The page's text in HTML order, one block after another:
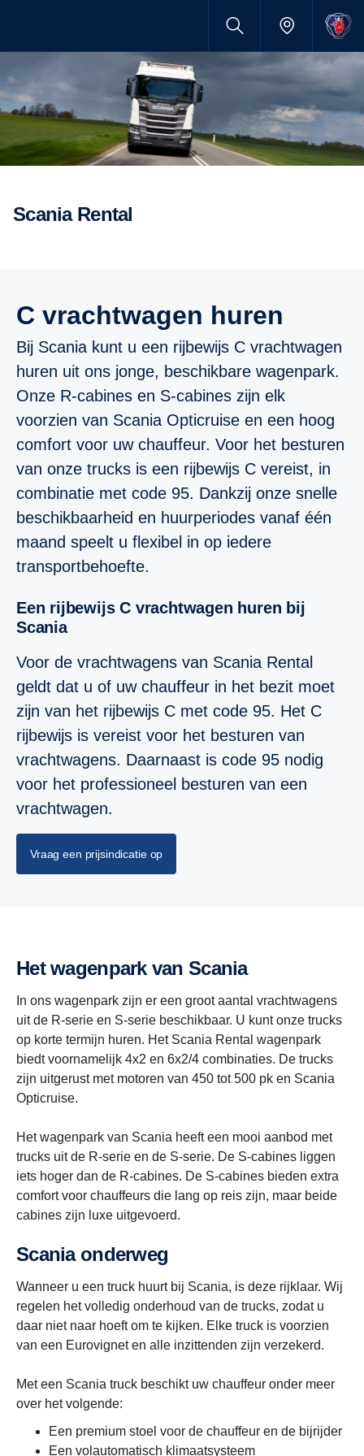
Scania Rental
C vrachtwagen huren
Bij Scania kunt u een rijbewijs C vrachtwagen
huren uit ons jonge, beschikbare wagenpark.
Onze R-cabines en S-cabines zijn elk
voorzien van Scania Opticruise en een hoog
comfort voor uw chauffeur. Voor het besturen
van onze trucks is een rijbewijs C vereist, in
combinatie met code 95. Dankzij onze snelle
beschikbaarheid en huurperiodes vanaf één
maand speelt u flexibel in op iedere
transportbehoefte.
Een rijbewijs C vrachtwagen huren bij
Scania
Voor de vrachtwagens van Scania Rental
geldt dat u of uw chauffeur in het bezit moet
zijn van het rijbewijs C met code 95. Het C
rijbewijs is vereist voor het besturen van
vrachtwagens. Daarnaast is code 95 nodig
voor het professioneel besturen van een
vrachtwagen.
Vraag een prijsindicatie op
Het wagenpark van Scania
In ons wagenpark zijn er een groot aantal vrachtwagens
uit de R-serie en S-serie beschikbaar. U kunt onze trucks
op korte termijn huren. Het Scania Rental wagenpark
biedt voornamelijk 4x2 en 6x2/4 combinaties. De trucks
zijn uitgerust met motoren van 450 tot 500 pk en Scania
Opticruise.
Het wagenpark van Scania heeft een mooi aanbod met
trucks uit de R-serie en de S-serie. De S-cabines liggen
iets hoger dan de R-cabines. De S-cabines bieden extra
comfort voor chauffeurs die lang op reis zijn, maar beide
cabines zijn luxe uitgevoerd.
Scania onderweg
Wanneer u een truck huurt bij Scania, is deze rijklaar. Wij
regelen het volledig onderhoud van de trucks, zodat u
daar niet naar hoeft om te kijken. Elke truck is voorzien
van een Eurovignet en alle inzittenden zijn verzekerd.
Met een Scania truck beschikt uw chauffeur onder meer
over het volgende:
Een premium stoel voor de chauffeur en de bijrijder
Een volautomatisch klimaatsysteem